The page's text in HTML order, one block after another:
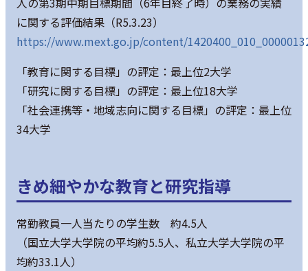
に関する評価結果（R5.3.23）
https://www.mext.go.jp/content/
「教育に関する目標」の評定：最上位2大学
「研究に関する目標」の評定：最上位18大学
「社会連携等・地域志向に関する目標」の評定：最上位
34大学
きめ細やかな教育と研究指導
常勤教員一人当たりの学生数 約4.5人
（国立大学大学院の平均約5.5人、私立大学大学院の平
均約33.1人）